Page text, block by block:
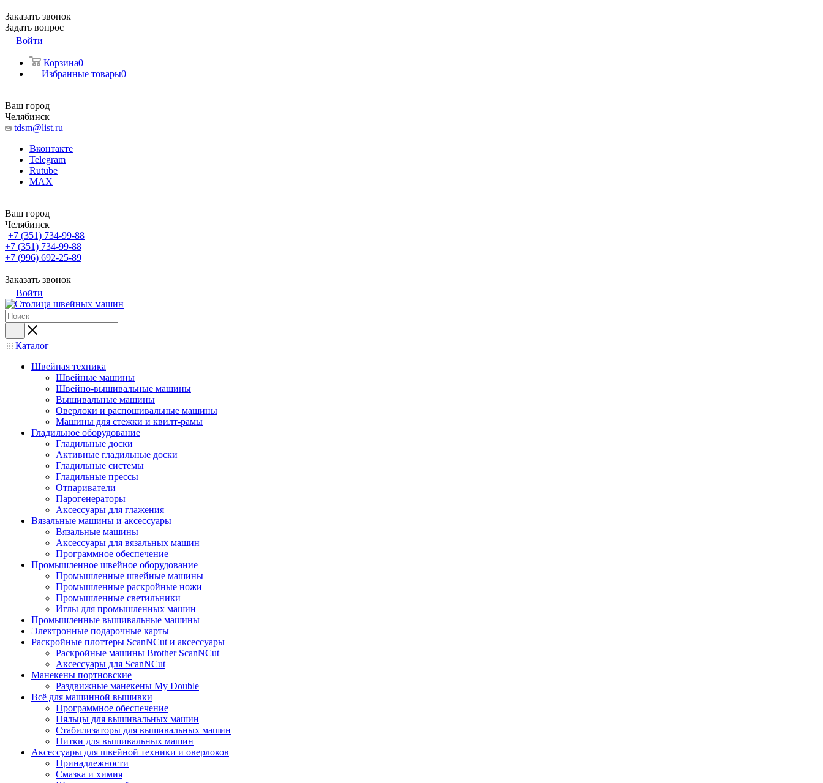
Заказать звонок
Задать вопрос
Войти
Корзина0
Избранные товары0
Ваш город
Челябинск
tdsm@list.ru
Вконтакте
Telegram
Rutube
MAX
Ваш город
Челябинск
+7 (351) 734-99-88
+7 (351) 734-99-88
+7 (996) 692-25-89
Заказать звонок
Войти
Каталог
Швейная техника
Швейные машины
Швейно-вышивальные машины
Вышивальные машины
Оверлоки и распошивальные машины
Машины для стежки и квилт-рамы
Гладильное оборудование
Гладильные доски
Активные гладильные доски
Гладильные системы
Гладильные прессы
Отпариватели
Парогенераторы
Аксессуары для глажения
Вязальные машины и аксессуары
Вязальные машины
Аксессуары для вязальных машин
Программное обеспечение
Промышленное швейное оборудование
Промышленные швейные машины
Промышленные раскройные ножи
Промышленные светильники
Иглы для промышленных машин
Промышленные вышивальные машины
Электронные подарочные карты
Раскройные плоттеры ScanNCut и аксессуары
Раскройные машины Brother ScanNCut
Аксессуары для ScanNCut
Манекены портновские
Раздвижные манекены My Double
Всё для машинной вышивки
Программное обеспечение
Пяльцы для вышивальных машин
Стабилизаторы для вышивальных машин
Нитки для вышивальных машин
Аксессуары для швейной техники и оверлоков
Принадлежности
Смазка и химия